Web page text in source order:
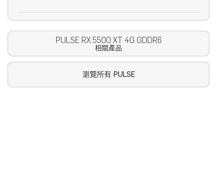
PULSE RX 5500 XT 4G GDDR6
相關產品
瀏覽所有 PULSE